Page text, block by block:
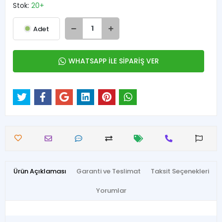
Stok: 20+
Adet
WHATSAPP İLE SİPARİŞ VER
Ürün Açıklaması Garanti ve Teslimat Taksit Seçenekleri
Yorumlar